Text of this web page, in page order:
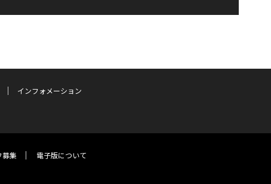
インフォメーション
募集 電子版について